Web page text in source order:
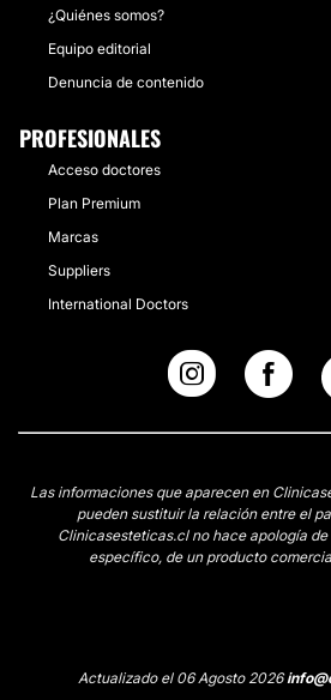
¿Quiénes somos?
Equipo editorial
Denuncia de contenido
PROFESIONALES
Acceso doctores
Plan Premium
Marcas
Suppliers
International Doctors
Las informaciones que aparecen en
pueden sustituir la relación entre el
Clinicasesteticas.cl no hace apología
específico, de un producto
Actualizado el 06 Agosto 2026